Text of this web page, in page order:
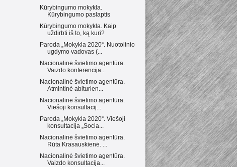
Kūrybingumo mokykla.
Kūrybingumo paslaptis
Kūrybingumo mokykla. Kaip
uždirbti iš to, ką kuri?
Paroda „Mokykla 2020“. Nuotolinio
ugdymo vadovas (...
Nacionalinė švietimo agentūra.
Vaizdo konferencija...
Nacionalinė švietimo agentūra.
Atmintinė abiturien...
Nacionalinė švietimo agentūra.
Viešoji konsultacij...
Paroda „Mokykla 2020“. Viešoji
konsultacija „Socia...
Nacionalinė švietimo agentūra.
Rūta Krasauskienė. ...
Nacionalinė švietimo agentūra.
Vaizdo konsultacija...